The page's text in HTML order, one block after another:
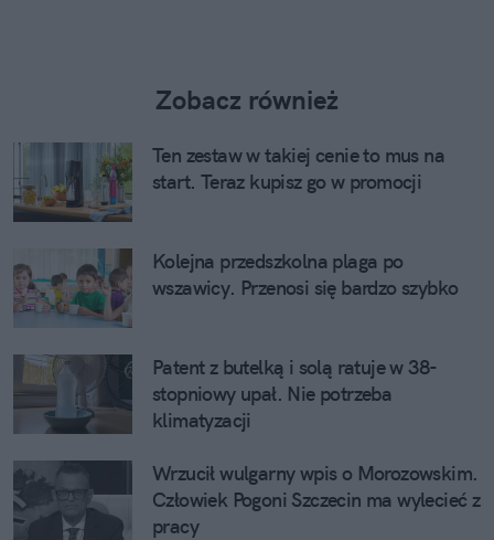
Zobacz również
Ten zestaw w takiej cenie to mus na
start. Teraz kupisz go w promocji
Kolejna przedszkolna plaga po
wszawicy. Przenosi się bardzo szybko
Patent z butelką i solą ratuje w 38-
stopniowy upał. Nie potrzeba
klimatyzacji
Wrzucił wulgarny wpis o Morozowskim.
Człowiek Pogoni Szczecin ma wylecieć z
pracy